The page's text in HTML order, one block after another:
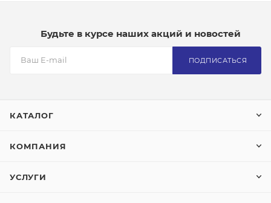
Будьте в курсе наших акций и новостей
ПОДПИСАТЬСЯ
КАТАЛОГ
КОМПАНИЯ
УСЛУГИ